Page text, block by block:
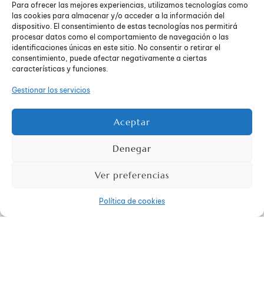
Para ofrecer las mejores experiencias, utilizamos tecnologías como
las cookies para almacenar y/o acceder a la información del
dispositivo. El consentimiento de estas tecnologías nos permitirá
procesar datos como el comportamiento de navegación o las
identificaciones únicas en este sitio. No consentir o retirar el
consentimiento, puede afectar negativamente a ciertas
características y funciones.
Gestionar los servicios
Aceptar
Denegar
Ver preferencias
Política de cookies
tóxicas pueden tener graves consecuencias para la
salud.
Riesgo de incendios y accidentes: La acumulación
excesiva de objetos puede obstruir las vías de
escape y aumentar el riesgo de incendios y
accidentes domésticos. Además, la presencia de
a la propagación de enfermedades.